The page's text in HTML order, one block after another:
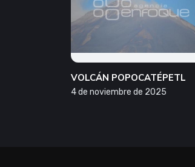
VOLCÁN POPOCATÉPETL
4 de noviembre de 2025